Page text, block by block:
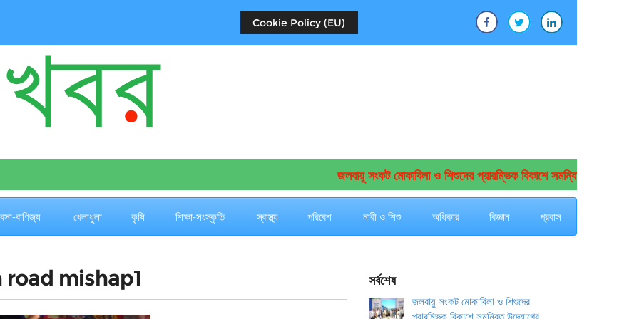
Cookie Policy (EU)
জলবায়ু সংকট মোকাবিলা ও শিশুদের প্রারম্ভিক বিকাশে সমন্বিত উদ্যোগের আহ্বান
বাণিজ্য খেলাধুলা কৃষি শিক্ষা-সংস্কৃতি স্বাস্থ্য পরিবেশ নারী ও শিশু অধিকার বিজ্ঞান প্রবাস
mishap1 সর্বশেষ
জলবায়ু সংকট মোকাবিলা ও শিশুদের
প্রারম্ভিক বিকাশে সমন্বিত উদ্যোগের